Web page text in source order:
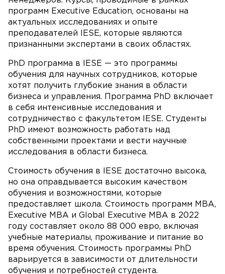
программ Executive Education, основаны на
актуальных исследованиях и опыте
преподавателей IESE, которые являются
признанными экспертами в своих областях.
PhD программа в IESE — это программы
обучения для научных сотрудников, которые
хотят получить глубокие знания в области
бизнеса и управления. Программа PhD включает
в себя интенсивные исследования и
сотрудничество с факультетом IESE. Студенты
PhD имеют возможность работать над
собственными проектами и вести научные
исследования в области бизнеса.
Стоимость обучения в IESE достаточно высока,
но она оправдывается высоким качеством
обучения и возможностями, которые
предоставляет школа. Стоимость программ MBA,
Executive MBA и Global Executive MBA в 2022
году составляет около 88 000 евро, включая
учебные материалы, проживание и питание во
время обучения. Стоимость программы PhD
варьируется в зависимости от длительности
обучения и потребностей студента.